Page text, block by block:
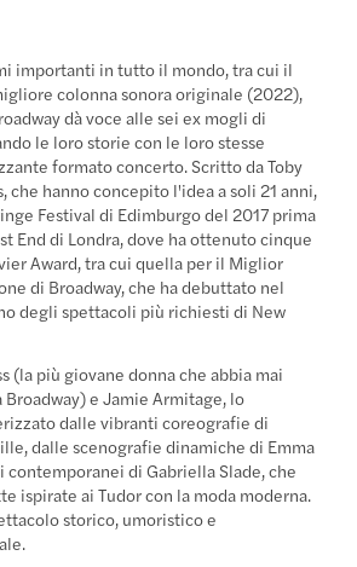
importanti in tutto il mondo, tra cui il
colonna sonora originale (2022),
dà voce alle sei ex mogli di
le loro storie con le loro stesse
formato concerto. Scritto da Toby
che hanno concepito l'idea a soli 21 anni,
Festival di Edimburgo del 2017 prima
End di Londra, dove ha ottenuto cinque
Award, tra cui quella per il Miglior
di Broadway, che ha debuttato nel
degli spettacoli più richiesti di New
(la più giovane donna che abbia mai
e Jamie Armitage, lo
dalle vibranti coreografie di
dalle scenografie dinamiche di Emma
contemporanei di Gabriella Slade, che
ispirate ai Tudor con la moda moderna.
storico, umoristico e